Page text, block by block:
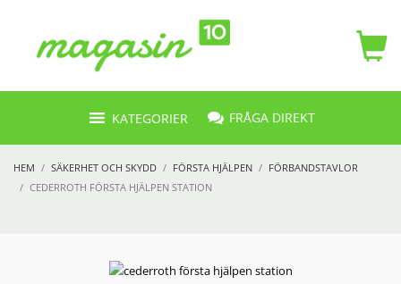
KATEGORIER FRÅGA DIREKT
HEM SÄKERHET OCH SKYDD FÖRSTA HJÄLPEN
FÖRBANDSTAVLOR
CEDERROTH FÖRSTA HJÄLPEN STATION